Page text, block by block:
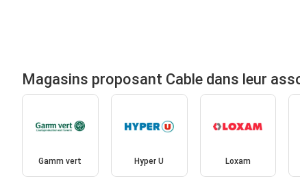
Magasins proposant Cable dans leur
Gamm vert Hyper U Loxam